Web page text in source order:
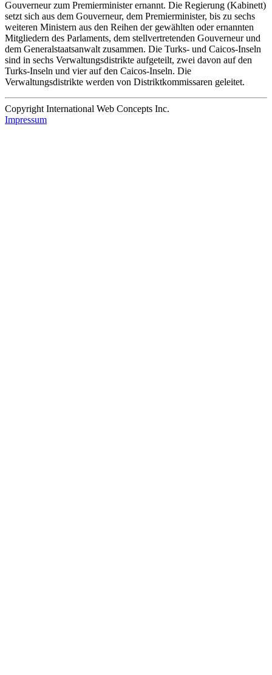
Gouverneur zum Premierminister ernannt. Die Regierung (Kabinett)
setzt sich aus dem Gouverneur, dem Premierminister, bis zu sechs
weiteren Ministern aus den Reihen der gewählten oder ernannten
Mitgliedern des Parlaments, dem stellvertretenden Gouverneur und
dem Generalstaatsanwalt zusammen. Die Turks- und Caicos-Inseln
sind in sechs Verwaltungsdistrikte aufgeteilt, zwei davon auf den
Turks-Inseln und vier auf den Caicos-Inseln. Die
Verwaltungsdistrikte werden von Distriktkommissaren geleitet.
Copyright International Web Concepts Inc.
Impressum